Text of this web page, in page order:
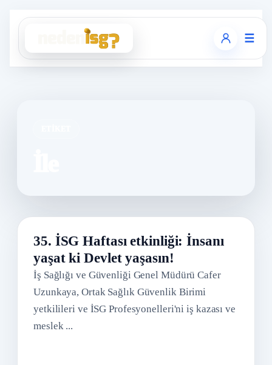
☰
35. İSG Haftası etkinliği: İnsanı
yaşat ki Devlet yaşasın!
İş Sağlığı ve Güvenliği Genel Müdürü Cafer
Uzunkaya, Ortak Sağlık Güvenlik Birimi
yetkilileri ve İSG Profesyonelleri'ni iş kazası ve
meslek ...